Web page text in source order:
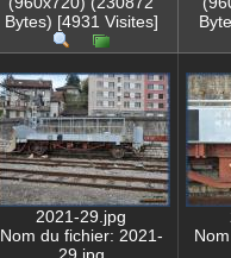
Bytes) [4931 Visites]
2021-29.jpg
Nom du fichier: 2021-